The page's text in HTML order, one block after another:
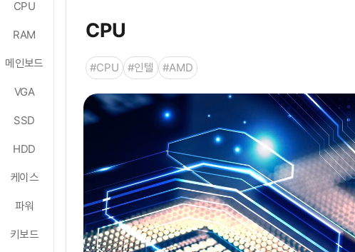
CPU
RAM
메인보드
VGA
SSD
HDD
케이스
파워
키보드
CPU
#CPU #인텔 #AMD